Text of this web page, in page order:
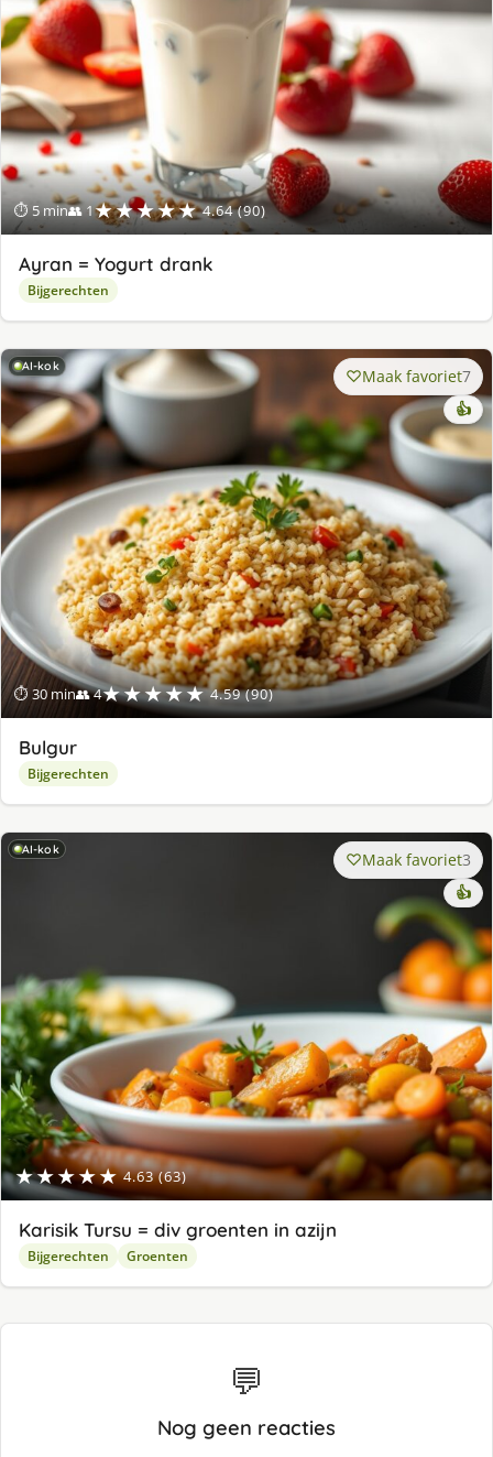
⏱ 5 min👥 1★★★★★ 4.64 (90)
Ayran = Yogurt drank
Bijgerechten
AI-kok
⏱ 30 min👥 4★★★★★ 4.59 (90)
Maak favoriet7
👍
Bulgur
Bijgerechten
AI-kok
★★★★★ 4.63 (63)
Maak favoriet3
👍
Karisik Tursu = div groenten in azijn
Bijgerechten Groenten
💬
Nog geen reacties